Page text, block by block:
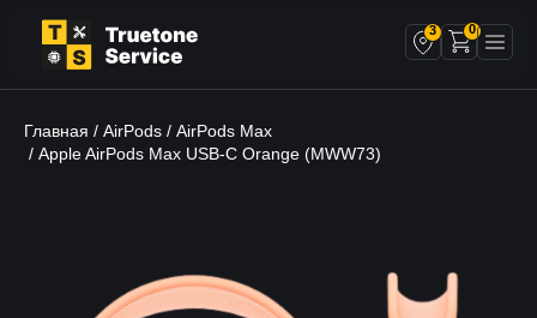
3 0
Главная / AirPods / AirPods Max
/ Apple AirPods Max USB-C Orange (MWW73)